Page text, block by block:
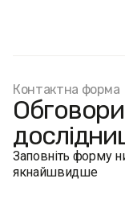
Контактна форма
Заповніть форму
якнайшвидше